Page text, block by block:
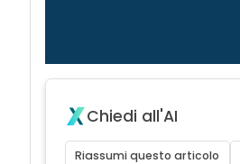
Chiedi all'AI
Riassumi questo articolo